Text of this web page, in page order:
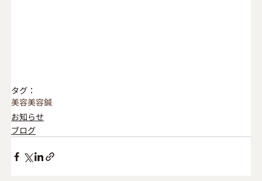
タグ：
美容美容鍼
お知らせ
ブログ